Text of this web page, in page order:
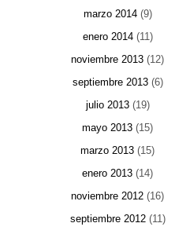
marzo 2014(9)
enero 2014(11)
noviembre 2013 (12)
septiembre 2013(6)
julio 2013(19)
mayo 2013 (15)
marzo 2013 (15)
enero 2013 (14)
noviembre 2012 (16)
septiembre 2012(11)